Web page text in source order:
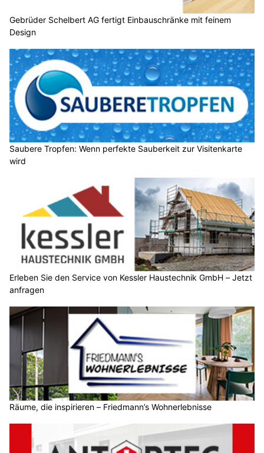
Gebrüder Schelbert AG fertigt Einbauschränke mit feinem
Design
Saubere Tropfen: Wenn perfekte Sauberkeit zur Visitenkarte
wird
Erleben Sie den Service von Kessler Haustechnik GmbH – Jetzt
anfragen
Räume, die inspirieren – Friedmann’s Wohnerlebnisse